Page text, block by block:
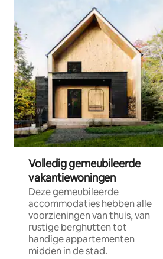
Volledig gemeubileerde
vakantiewoningen
Deze gemeubileerde
accommodaties hebben alle
voorzieningen van thuis, van
rustige berghutten tot
handige appartementen
midden in de stad.